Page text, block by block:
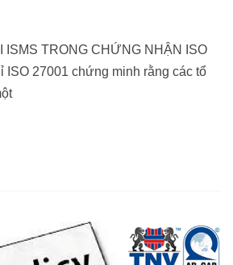
ISMS TRONG CHỨNG NHẬN ISO
ISO 27001 chứng minh rằng các tổ